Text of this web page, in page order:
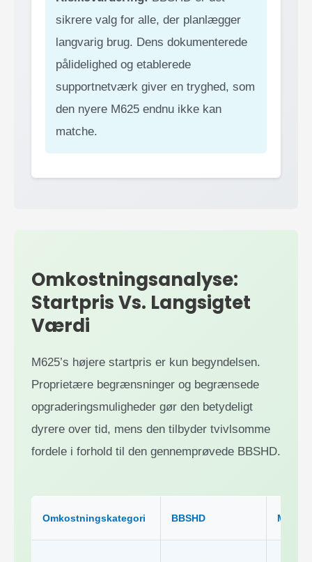
sikrere valg for alle, der planlægger
langvarig brug. Dens dokumenterede
pålidelighed og etablerede
supportnetværk giver en tryghed, som
den nyere M625 endnu ikke kan
matche.
Omkostningsanalyse:
Startpris Vs. Langsigtet
Værdi
M625’s højere startpris er kun begyndelsen.
Proprietære begrænsninger og begrænsede
opgraderingsmuligheder gør den betydeligt
dyrere over tid, mens den tilbyder tvivlsomme
fordele i forhold til den gennemprøvede BBSHD.
Omkostningskategori BBSHD M625-